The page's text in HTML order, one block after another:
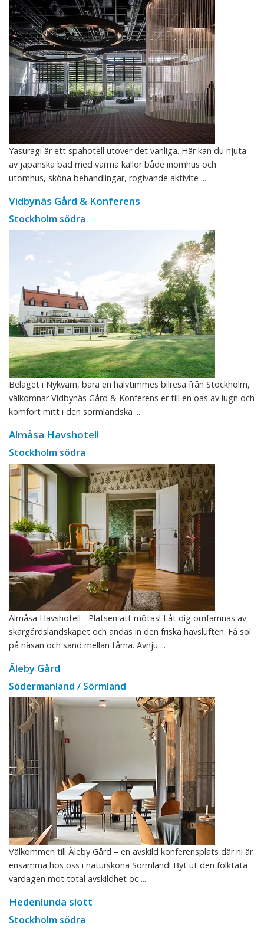
Yasuragi är ett spahotell utöver det vanliga. Här kan du njuta
av japanska bad med varma källor både inomhus och
utomhus, sköna behandlingar, rogivande aktivite ...
Vidbynäs Gård & Konferens
Stockholm södra
Beläget i Nykvarn, bara en halvtimmes bilresa från Stockholm,
välkomnar Vidbynäs Gård & Konferens er till en oas av lugn och
komfort mitt i den sörmländska ...
Almåsa Havshotell
Stockholm södra
Almåsa Havshotell - Platsen att mötas! Låt dig omfamnas av
skärgårdslandskapet och andas in den friska havsluften. Få sol
på näsan och sand mellan tårna. Avnju ...
Äleby Gård
Södermanland / Sörmland
Välkommen till Äleby Gård – en avskild konferensplats där ni är
ensamma hos oss i natursköna Sörmland! Byt ut den folktäta
vardagen mot total avskildhet oc ...
Hedenlunda slott
Stockholm södra